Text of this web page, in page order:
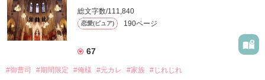
*:.｡. .｡.:*･゜ﾟ･*:.｡. .｡.:**:.｡. .｡.:*･゜ﾟ･*:.｡. .｡.:*
私のこと、ずっと支えてくれていたのは……あなただったんで
彼女を救うため手を差し伸べたのは、ずっと影から見つめてき
総文字数/111,840
恋愛(ピュア) 190ページ
67
#御曹司 #期間限定 #俺様 #元カレ #家族 #じれじれ